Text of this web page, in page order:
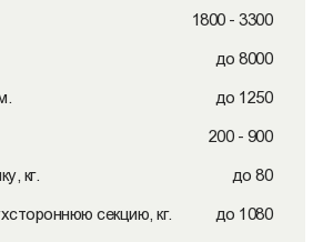
1800 - 3300
до 8000
до 1250
200 - 900
кг. до 80
секцию, кг. до 1080